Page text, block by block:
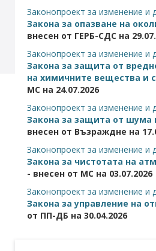
Законопроект за изменение и
Закона за опазване на
внесен от ГЕРБ-СДС на
Законопроект за изменение и
Закона за защита от
на химичните вещества и
МС на 24.07.2026
Законопроект за изменение и
Закона за защита от шума
внесен от Възраждне на
Законопроект за изменение и
Закона за чистотата на
- внесен от МС на 03.07.2026
Законопроект за изменение и
Закона за управление на
от ПП-ДБ на 30.04.2026